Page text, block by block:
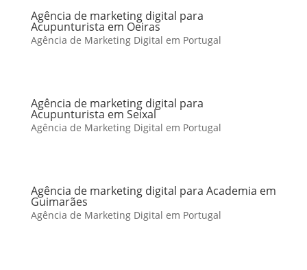
Agência de marketing digital para
Acupunturista em Oeiras
Agência de Marketing Digital em Portugal
Agência de marketing digital para
Acupunturista em Seixal
Agência de Marketing Digital em Portugal
Agência de marketing digital para Academia em
Guimarães
Agência de Marketing Digital em Portugal